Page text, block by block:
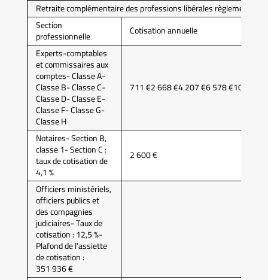
Retraite complémentaire des professions libérales
Section
professionnelle
Cotisation annuelle
Experts-comptables
et commissaires aux
comptes- Classe A-
Classe B- Classe C-
Classe D- Classe E-
Classe F- Classe G-
Classe H
711 €2 668 €4 207 €6 578 €10 489
Notaires- Section B,
classe 1- Section C :
taux de cotisation de
4,1 %
2 600 €
Officiers ministériels,
officiers publics et
des compagnies
judiciaires- Taux de
cotisation : 12,5 %-
Plafond de l’assiette
de cotisation :
351 936 €